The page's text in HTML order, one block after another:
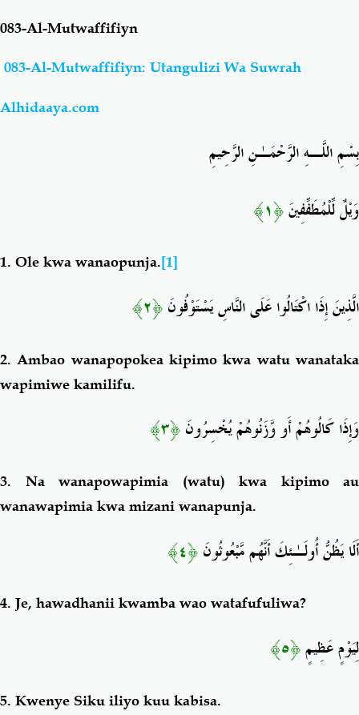
Salaf Wa Ummah
083-Al-Mutwaffifiyn
083-Al-Mutwaffifiyn: Utangulizi Wa Suwrah
Alhidaaya.com
بِسْمِ اللَّـهِ الرَّحْمَـٰنِ الرَّحِيمِ
وَيْلٌ لِّلْمُطَفِّفِينَ﴿١﴾
1. Ole kwa wanaopunja.[1]
الَّذِينَ إِذَا اكْتَالُوا عَلَى النَّاسِ يَسْتَوْفُونَ﴿٢﴾
2.Ambao wanapopokea kipimo kwa watu wanataka
wapimiwe kamilifu.
وَإِذَا كَالُوهُمْ أَو وَّزَنُوهُمْ يُخْسِرُونَ﴿٣﴾
3. Na wanapowapimia (watu) kwa kipimo au
wanawapimia kwa mizani wanapunja.
أَلَا يَظُنُّ أُولَـٰئِكَ أَنَّهُم مَّبْعُوثُونَ﴿٤﴾
4. Je, hawadhanii kwamba wao watafufuliwa?
لِيَوْمٍ عَظِيمٍ﴿٥﴾
5. Kwenye Siku iliyo kuu kabisa.